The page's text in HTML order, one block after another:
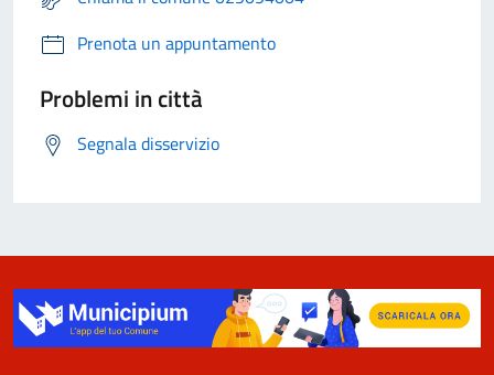
Prenota un appuntamento
Problemi in città
Segnala disservizio